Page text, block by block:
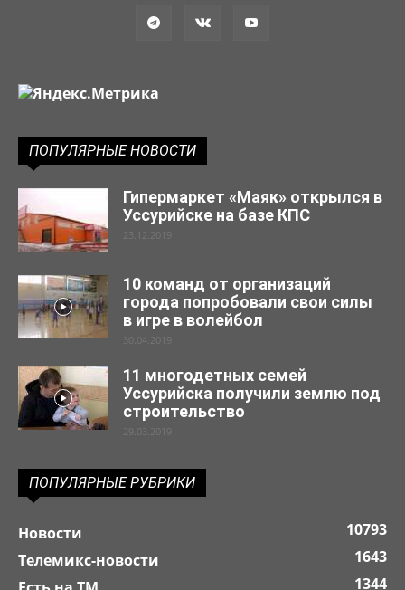
ПОПУЛЯРНЫЕ НОВОСТИ
Гипермаркет «Маяк» открылся в
Уссурийске на базе КПС
23.12.2019
10 команд от организаций
города попробовали свои силы
в игре в волейбол
30.04.2019
11 многодетных семей
Уссурийска получили землю под
строительство
29.03.2019
ПОПУЛЯРНЫЕ РУБРИКИ
Новости
10793
Телемикс-новости
1643
1344